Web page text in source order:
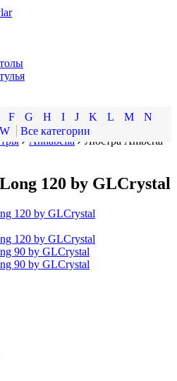
F G H I J K L M
N
W
Все категории
Annabella
Люстра Amberta
120 by GLCrystal